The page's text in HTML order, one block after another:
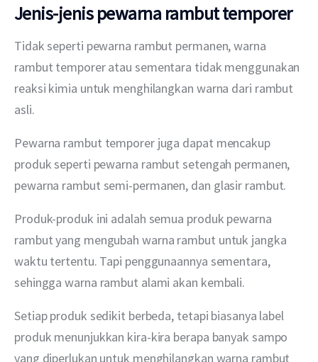
Jenis-jenis pewarna rambut temporer
Tidak seperti pewarna rambut permanen, warna
rambut temporer atau sementara tidak menggunakan
reaksi kimia untuk menghilangkan warna dari rambut
asli.
Pewarna rambut temporer juga dapat mencakup
produk seperti pewarna rambut setengah permanen,
pewarna rambut semi-permanen, dan glasir rambut.
Produk-produk ini adalah semua produk pewarna
rambut yang mengubah warna rambut untuk jangka
waktu tertentu. Tapi penggunaannya sementara,
sehingga warna rambut alami akan kembali.
Setiap produk sedikit berbeda, tetapi biasanya label
produk menunjukkan kira-kira berapa banyak sampo
yang diperlukan untuk menghilangkan warna rambut